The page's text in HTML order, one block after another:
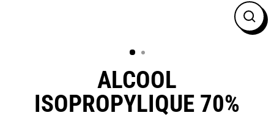
ALCOOL
ISOPROPYLIQUE 70%